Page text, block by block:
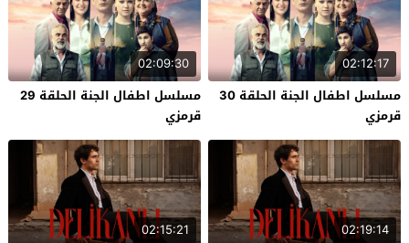
02:12:17
مسلسل اطفال الجنة الحلقة 30
قرمزي
02:09:30
مسلسل اطفال الجنة الحلقة 29
قرمزي
02:19:14
02:15:21